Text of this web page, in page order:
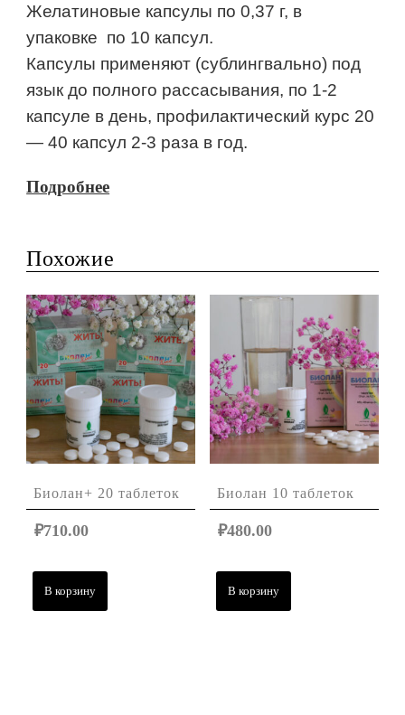
Желатиновые капсулы по 0,37 г, в
упаковке по 10 капсул.
Капсулы применяют (сублингвально) под
язык до полного рассасывания, по 1-2
капсуле в день, профилактический курс 20
— 40 капсул 2-3 раза в год.
Подробнее
Похожие
Биолан+ 20 таблеток
₽710.00
В корзину
Биолан 10 таблеток
₽480.00
В корзину